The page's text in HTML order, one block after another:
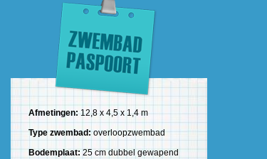
Afmetingen:12,8 x 4,5 x 1,4 m
Type zwembad:overloopzwembad
Bodemplaat: 25 cm dubbel gewapend